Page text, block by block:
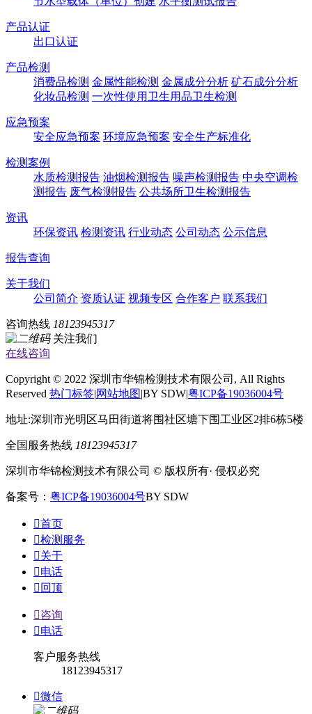
产品认证
出口认证
产品检测
消费品检测 金属性能检测 金属成分分析 矿石成分分析
化妆品检测 一次性使用卫生用品卫生检测
应急预案
安全应急预案 环境应急预案 安全生产标准化
检测案例
水质检测报告 油烟检测报告 噪声检测报告 中央空调检
测报告 废气检测报告 公共场所卫生检测报告
资讯
环保资讯 检测资讯 行业动态 公司动态 公示信息
报告查询
关于我们
公司简介 资质认证 视频专区 合作客户 联系我们
咨询热线 18123945317
关注我们
在线咨询
Copyright © 2022 深圳市华锦检测技术有限公司, All Rights
Reserved 热门标签|网站地图|BY SDW|粤ICP备19036004号
地址:深圳市光明区马田街道将围社区塘下围工业区2排6栋5楼
全国服务热线 18123945317
深圳市华锦检测技术有限公司 © 版权所有· 侵权必究
备案号： 粤ICP备19036004号BY SDW
首页
检测服务
关于
电话
 回顶
咨询
电话
客户服务热线
18123945317
微信